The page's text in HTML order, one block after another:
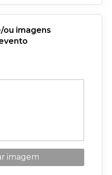
ou imagens
imagem